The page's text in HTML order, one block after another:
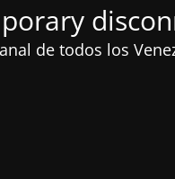
de todos los